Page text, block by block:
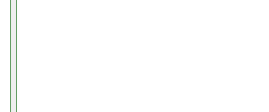
Comarcond - Ecommerce Ecommerce